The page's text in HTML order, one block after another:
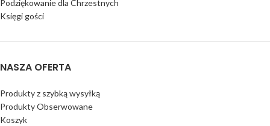
Podziękowanie dla Chrzestnych
Księgi gości
NASZA OFERTA
Produkty z szybką wysyłką
Produkty Obserwowane
Koszyk